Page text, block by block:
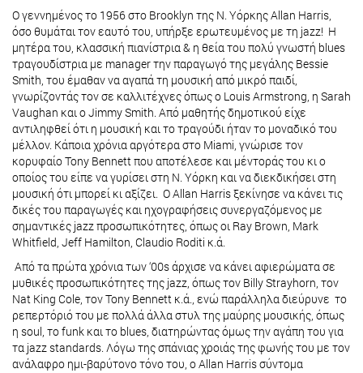
Ο γεννημένος το 1956 στο Brooklyn της Ν. Υόρκης Allan Harris,
όσο θυμάται τον εαυτό του, υπήρξε ερωτευμένος με τη jazz! Η
μητέρα του, κλασσική πιανίστρια & η θεία του πολύ γνωστή blues
τραγουδίστρια με manager την παραγωγό της μεγάλης Bessie
Smith, του έμαθαν να αγαπά τη μουσική από μικρό παιδί,
γνωρίζοντάς τον σε καλλιτέχνες όπως ο Louis Armstrong, η Sarah
Vaughan και ο Jimmy Smith. Από μαθητής δημοτικού είχε
αντιληφθεί ότι η μουσική και το τραγούδι ήταν το μοναδικό του
μέλλον. Κάποια χρόνια αργότερα στο Miami, γνώρισε τον
κορυφαίο Tony Bennett που αποτέλεσε και μέντοράς του κι ο
οποίος του είπε να γυρίσει στη Ν. Υόρκη και να διεκδικήσει στη
μουσική ότι μπορεί κι αξίζει. Ο Allan Harris ξεκίνησε να κάνει τις
δικές του παραγωγές και ηχογραφήσεις συνεργαζόμενος με
σημαντικές jazz προσωπικότητες, όπως οι Ray Brown, Mark
Whitfield, Jeff Hamilton, Claudio Roditi κ.ά.
Από τα πρώτα χρόνια των ‘00s άρχισε να κάνει αφιερώματα σε
μυθικές προσωπικότητες της jazz, όπως τον Billy Strayhorn, τον
Nat King Cole, τον Tony Bennett κ.ά., ενώ παράλληλα διεύρυνε το
ρεπερτόριό του με πολλά άλλα στυλ της μαύρης μουσικής, όπως
η soul, το funk και το blues, διατηρώντας όμως την αγάπη του για
τα jazz standards. Λόγω της σπάνιας χροιάς της φωνής του με τον
ανάλαφρο ημι-βαρύτονο τόνο του, ο Allan Harris σύντομα